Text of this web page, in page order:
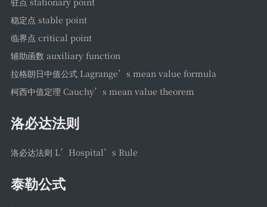
稳定点 stable point
临界点 critical point
辅助函数 auxiliary function
拉格朗日中值公式 Lagrange’s mean value formula
柯西中值定理 Cauchy’s mean value theorem
洛必达法则
洛必达法则 L’Hospital’s Rule
泰勒公式
词汇表
日志
工具
JSON
学术站
留言板